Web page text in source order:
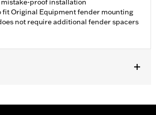
proof installation
fit Original Equipment fender mounting
not require additional fender spacers